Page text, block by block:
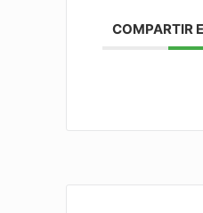
COMPARTIR